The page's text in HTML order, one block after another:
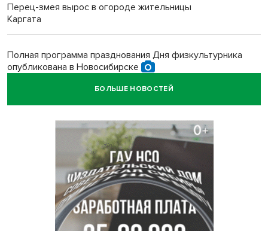
Перец-змея вырос в огороде жительницы
Каргата
Полная программа празднования Дня физкультурника
опубликована в Новосибирске
Прогноз погоды на 8-9 августа в Новосибирске сделали
Площадки для контроля перегруза начали строить на
въездах в Новосибирск
Дольщики долгостроя на Титова в Новосибирске
получили ключи от квартир
БОЛЬШЕ НОВОСТЕЙ